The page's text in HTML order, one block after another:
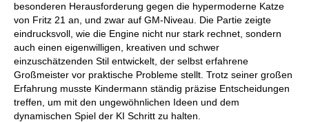
besonderen Herausforderung gegen die hypermoderne Katze
von Fritz 21 an, und zwar auf GM-Niveau. Die Partie zeigte
eindrucksvoll, wie die Engine nicht nur stark rechnet, sondern
auch einen eigenwilligen, kreativen und schwer
einzuschätzenden Stil entwickelt, der selbst erfahrene
Großmeister vor praktische Probleme stellt. Trotz seiner großen
Erfahrung musste Kindermann ständig präzise Entscheidungen
treffen, um mit den ungewöhnlichen Ideen und dem
dynamischen Spiel der KI Schritt zu halten.